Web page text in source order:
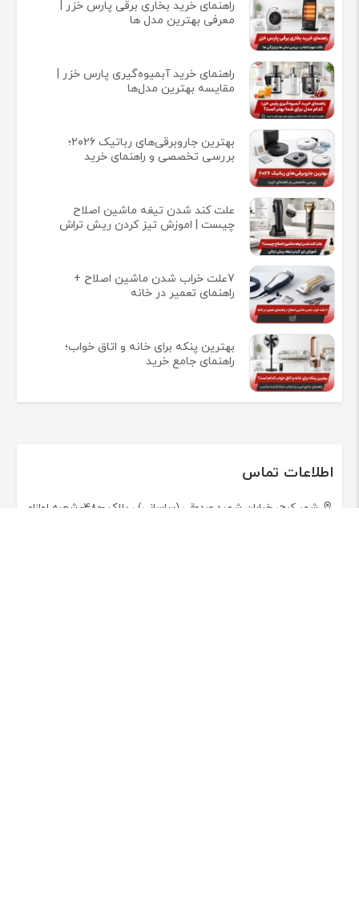
راهنمای خرید بخاری برقی پارس خزر |
معرفی بهترین مدل ها
راهنمای خرید آبمیوه‌گیری پارس خزر |
مقایسه بهترین مدل‌ها
بهترین جاروبرقی‌های رباتیک ۲۰۲۶؛
بررسی تخصصی و راهنمای خرید
علت کند شدن تیغه ماشین اصلاح
چیست | اموزش تیز کردن ریش تراش
7علت خراب شدن ماشین اصلاح +
راهنمای تعمیر در خانه
بهترین پنکه برای خانه و اتاق خواب؛
راهنمای جامع خرید
اطلاعات تماس
شهر کرج، خیابان شهید صدوقی (ساسانی) ، پلاک -۴۸۰- شعبه لوازام